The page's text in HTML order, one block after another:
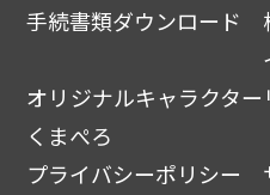
手続書類ダウンロード
オリジナルキャラクター
くまぺろ
プライバシーポリシー